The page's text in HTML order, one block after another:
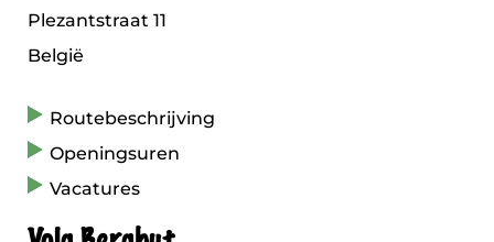
Plezantstraat 11
België
Routebeschrijving
Openingsuren
Vacatures